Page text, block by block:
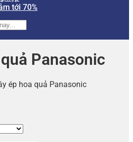
tới 70%
Panasonic
ép hoa quả Panasonic